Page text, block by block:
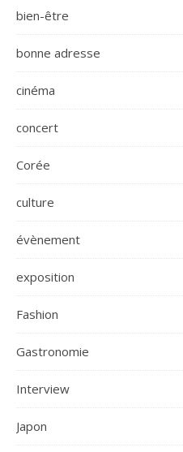
bien-être
bonne adresse
cinéma
concert
Corée
culture
évènement
exposition
Fashion
Gastronomie
Interview
Japon